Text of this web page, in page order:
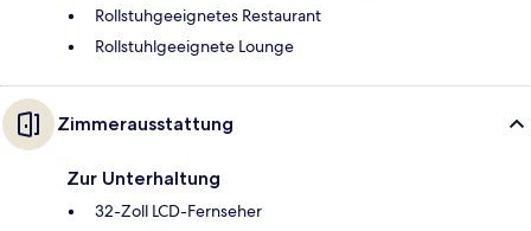
Rollstuhgeeignetes Restaurant
Rollstuhlgeeignete Lounge
Zimmerausstattung
Zur Unterhaltung
32-Zoll LCD-Fernseher